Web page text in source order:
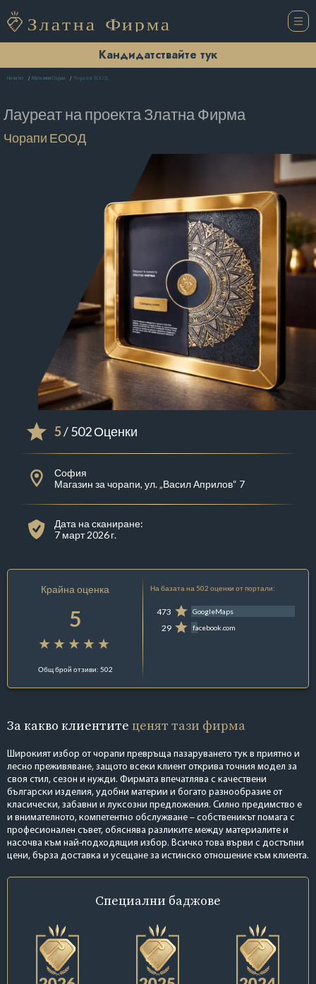
Кандидатствайте тук
Начало Магазини София Чорапи ЕООД
Лауреат на проектаЗлатна Фирма
Чорапи ЕООД
5/ 502 Оценки
София
Магазин за чорапи, ул. „Васил Априлов“ 7
Дата на сканиране:
7 март 2026 г.
Крайна оценка
5
Общ брой отзиви: 502
На базата на 502 оценки от портали:
473 GoogleMaps
29 facebook.com
За какво клиентите ценят тази фирма
Широкият избор от чорапи превръща пазаруването тук в приятно и
лесно преживяване, защото всеки клиент открива точния модел за
своя стил, сезон и нужди. Фирмата впечатлява с качествени
български изделия, удобни материи и богато разнообразие от
класически, забавни и луксозни предложения. Силно предимство е
и внимателното, компетентно обслужване – собственикът помага с
професионален съвет, обяснява разликите между материалите и
насочва към най-подходящия избор. Всичко това върви с достъпни
цени, бърза доставка и усещане за истинско отношение към клиента.
Специални баджове